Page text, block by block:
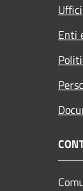
Uffici
Enti